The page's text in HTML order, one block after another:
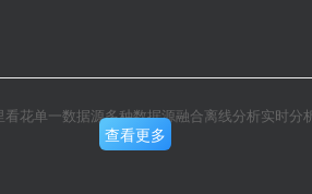
花单一数据源多种数据源融合离线分析实时
查看更多